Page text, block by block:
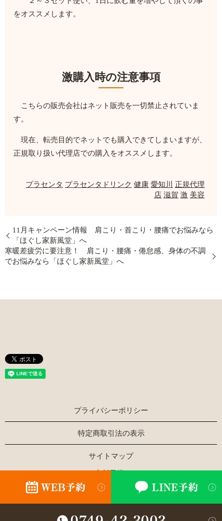
をオススメします。
激購入時の注意事項
こちらの販売会社はネット販売を一切禁止されていま
す。
現在、転売目的でネットでも購入できてしまいますが、
正規取り扱い代理店での購入をオススメします。
プラセンタ プラセンタドリンク 健康 愛知川
正規代理
店 滋賀 激 美容
11月キャンペーン情報 肩こり・首こり・腰痛でお悩みなら
「ほぐし家新風堂」へ
寒暖差疲労に要注意！ 肩こり・腰痛・倦怠感、身体の不調
でお悩みなら「ほぐし家新風堂」へ
プライバシーポリシー
特定商取引法の表示
サイトマップ
【掲載の記事・写真・イラストなどの無断複写・転載を禁じ